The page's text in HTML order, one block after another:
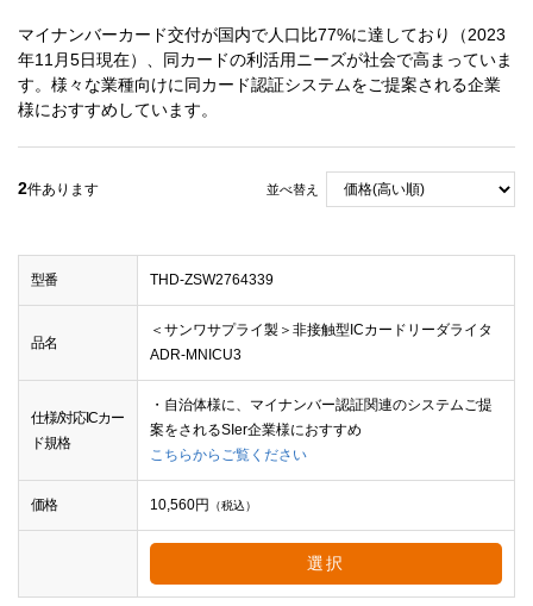
マイナンバーカード交付が国内で人口比77%に達しており（2023
年11月5日現在）、同カードの利活用ニーズが社会で高まっていま
す。様々な業種向けに同カード認証システムをご提案される企業
様におすすめしています。
2件あります 並べ替え
型番 THD-ZSW2764339
品名
＜サンワサプライ製＞非接触型ICカードリーダライタ
ADR-MNICU3
仕様/対応ICカー
ド規格
・自治体様に、マイナンバー認証関連のシステムご提
案をされるSIer企業様におすすめ
こちらからご覧ください
価格 10,560円 （税込）
選択